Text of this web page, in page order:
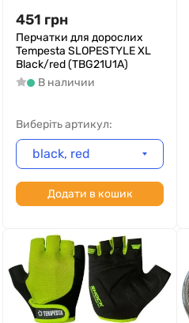
451 грн
Перчатки для дорослих
Tempesta SLOPESTYLE XL
Black/red (TBG21U1A)
В наличии
Виберіть артикул:
black, red
Додати в кошик